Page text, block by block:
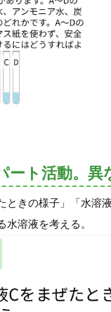
ート活動。
ときの様子」「水
溶液を考える。